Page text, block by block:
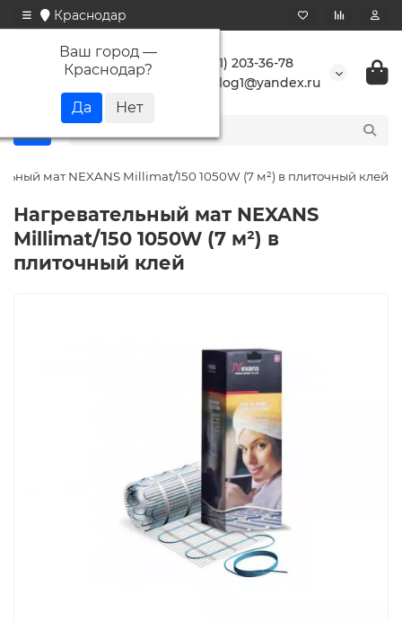
Краснодар
Ваш город —
Краснодар?
+7 (861) 203-36-78
buranlog1@yandex.ru
мат NEXANS Millimat/150 1050W (7 м²) в плиточный клей
Нагревательный мат NEXANS
Millimat/150 1050W (7 м²) в
плиточный клей